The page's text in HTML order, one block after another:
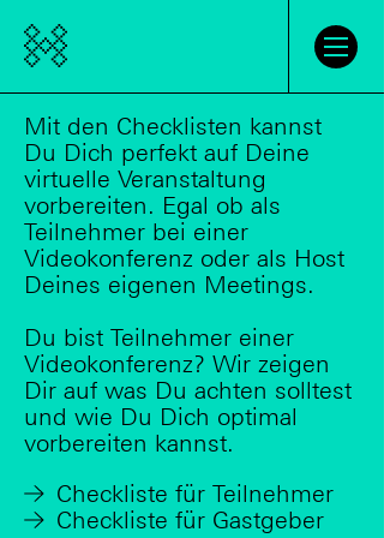
Einführung
Tutorials
Grundlagen
Videokonferenzen
Kollaboration
Technik
Support
Co-Hosting
Mit den Checklisten kannst
Du Dich perfekt auf Deine
virtuelle Veranstaltung
vorbereiten. Egal ob als
Teilnehmer bei einer
Videokonferenz oder als Host
Deines eigenen Meetings.
Du bist Teilnehmer einer
Videokonferenz? Wir zeigen
Dir auf was Du achten solltest
und wie Du Dich optimal
vorbereiten kannst.
Checkliste für Teilnehmer
Checkliste für Gastgeber